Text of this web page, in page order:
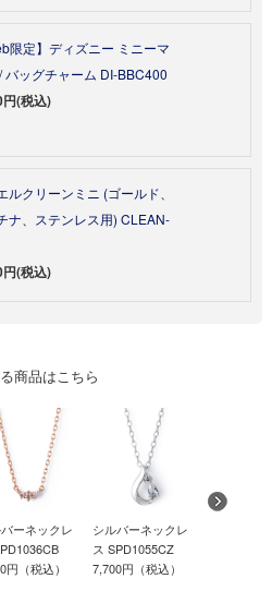
限定】ディズニー ミニーマ
バッグチャーム DI-BBC400
(税込)
ルクリーンミニ (ゴールド、
ナ、ステンレス用) CLEAN-
(税込)
商品はこちら
ーネックレ
円（税込）
シルバーネックレ
ス SPD1055CZ
7,700円（税込）